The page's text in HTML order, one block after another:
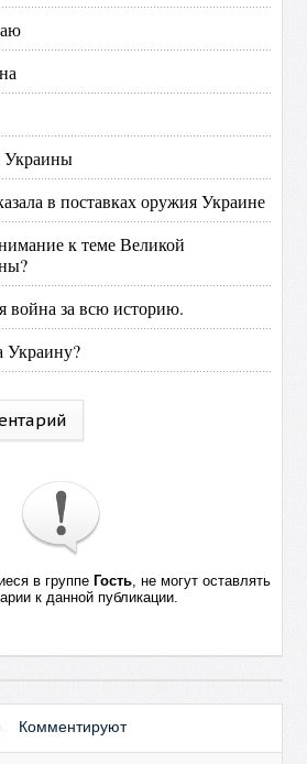
Украины
в поставках оружия Украине
к теме Великой
война за всю историю.
Украину?
в группе Гость, не могут оставлять
к данной публикации.
Комментируют